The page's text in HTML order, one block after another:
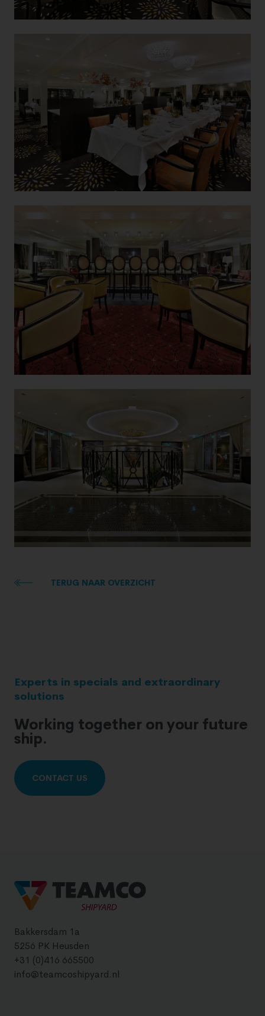
TERUG NAAR OVERZICHT
Experts in specials and extraordinary
solutions
Working together on your future
ship.
CONTACT US
Bakkersdam 1a
5256 PK Heusden
+31 (0)416 665500
info@teamcoshipyard.nl